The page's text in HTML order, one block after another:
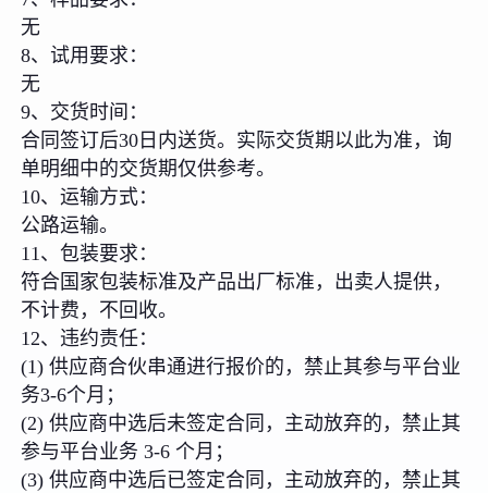
无
8、试用要求：
无
9、交货时间：
合同签订后30日内送货。实际交货期以此为准，询
单明细中的交货期仅供参考。
10、运输方式：
公路运输。
11、包装要求：
符合国家包装标准及产品出厂标准，出卖人提供，
不计费，不回收。
12、违约责任：
(1) 供应商合伙串通进行报价的，禁止其参与平台业
务3-6个月；
(2) 供应商中选后未签定合同，主动放弃的，禁止其
参与平台业务 3-6 个月；
(3) 供应商中选后已签定合同，主动放弃的，禁止其